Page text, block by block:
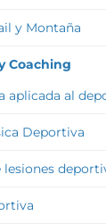
y Montaña
Coaching
al
Deportiva
lesiones